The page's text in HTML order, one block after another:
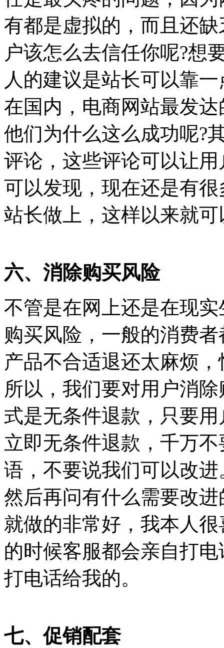
有都是虚拟的，而且还
户该怎么去信任你呢?想
人的建议是站长可以靠
在国内，电商网站最发
他们为什么这么成功呢?
评论，这些评论可以让
可以发现，现在还是有
站长做上，这样以来就
六、消除购买风险
不管是在网上还是在现
购买风险，一般的消费
产品不合适退还太麻烦
所以，我们要对用户消
式是无条件退款，只要
立即无条件退款，千万
语，不要说我们可以改
然后再问有什么需要改
就做的非常好，我本人
的时候客服都会亲自打
打电话给我的。
七、促销配套